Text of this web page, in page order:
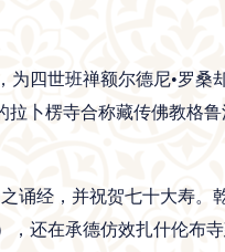
为四世班禅额尔德尼•罗桑
卜楞寺合称藏传佛教格鲁
诵经，并祝贺七十大寿。
还在承德仿效扎什伦布